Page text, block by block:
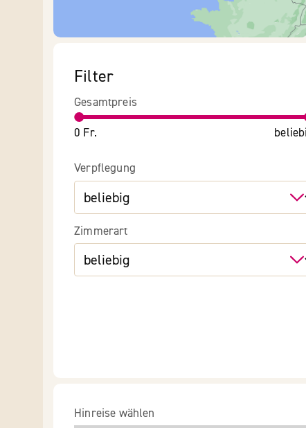
Filter
Gesamtpreis
0 Fr.
Verpflegung
Zimmerart
Hinreise wählen